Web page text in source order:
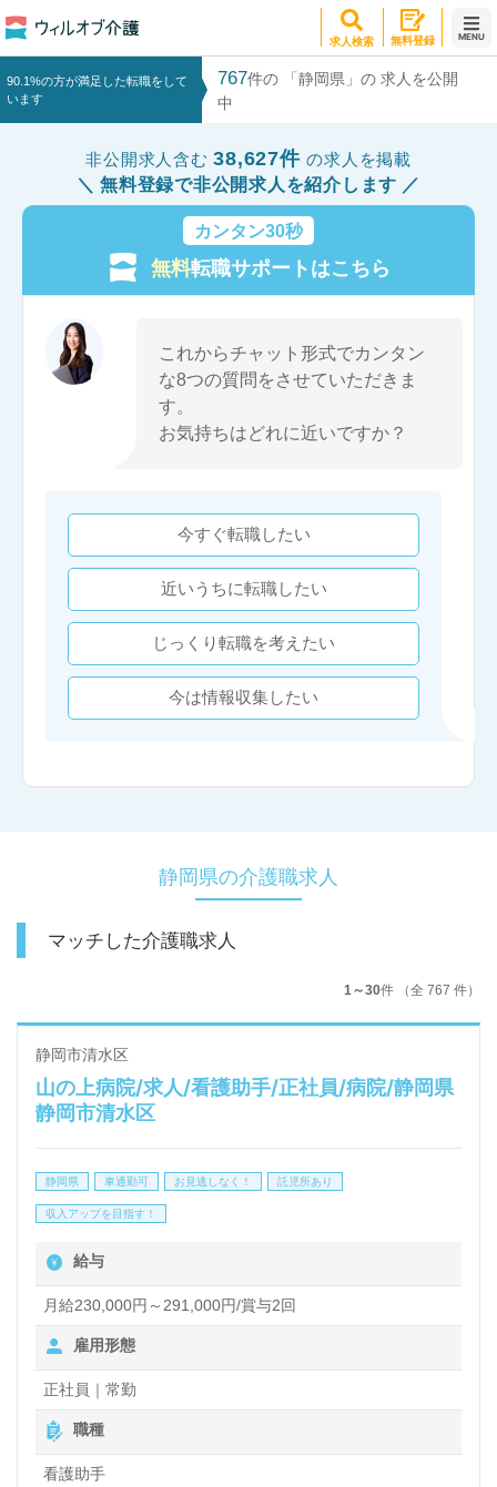
求人検索 無料登録 MENU
90.1%の方が満足した転職をして
います
767件の 「静岡県」の 求人を公開
中
非公開求人含む38,627件の求人を掲載
無料登録で非公開求人を紹介します
カンタン30秒
無料転職サポートはこちら
これからチャット形式でカンタン
な8つの質問をさせていただきま
す。
お気持ちはどれに近いですか？
今すぐ転職したい
近いうちに転職したい
じっくり転職を考えたい
今は情報収集したい
静岡県の介護職求人
マッチした介護職求人
1～30件 （全 767 件）
静岡市清水区
山の上病院/求人/看護助手/正社員/病院/静岡県
静岡市清水区
静岡県 車通勤可 お見逃しなく！ 託児所あり
収入アップを目指す！
給与
月給230,000円～291,000円/賞与2回
雇用形態
正社員｜常勤
職種
看護助手